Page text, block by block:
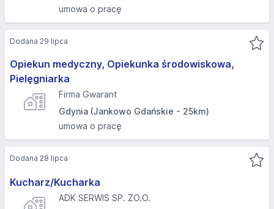
umowa o pracę
Opiekun medyczny, Opiekunka środowiskowa,
Pielęgniarka
Firma Gwarant
Gdynia (Jankowo Gdańskie - 25km)
umowa o pracę
Dodana 29 lipca
Kucharz/Kucharka
ADK SERWIS SP. ZO.O.
Dodana 28 lipca